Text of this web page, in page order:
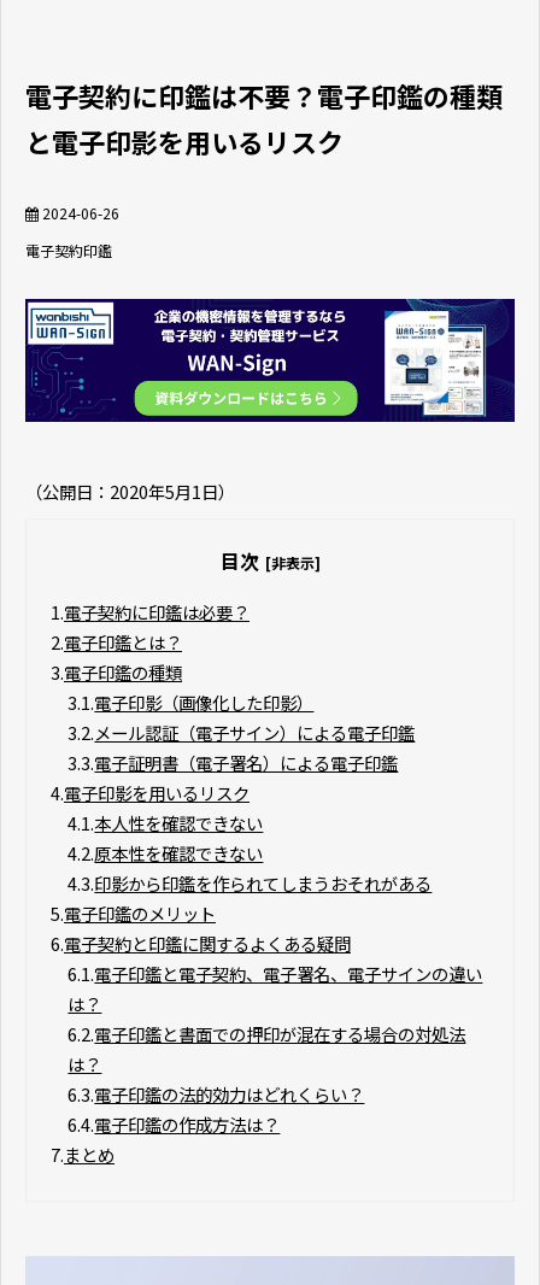
電子契約に印鑑は不要？電子印鑑の種類
と電子印影を用いるリスク
2024-06-26
電子契約印鑑
（公開日：2020年5月1日）
目次 [非表示]
1.電子契約に印鑑は必要？
2.電子印鑑とは？
3.電子印鑑の種類
3.1.電子印影（画像化した印影）
3.2.メール認証（電子サイン）による電子印鑑
3.3.電子証明書（電子署名）による電子印鑑
4.電子印影を用いるリスク
4.1.本人性を確認できない
4.2.原本性を確認できない
4.3.印影から印鑑を作られてしまうおそれがある
5.電子印鑑のメリット
6.電子契約と印鑑に関するよくある疑問
6.1.電子印鑑と電子契約、電子署名、電子サインの違い
は？
6.2.電子印鑑と書面での押印が混在する場合の対処法
は？
6.3.電子印鑑の法的効力はどれくらい？
6.4.電子印鑑の作成方法は？
7.まとめ